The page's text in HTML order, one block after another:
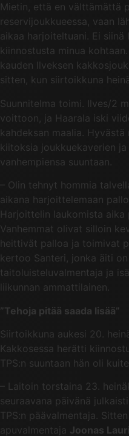
Mietin, että en välttämättä
reservijoukkueessa, vaan
aikaa harjoiteltuani. Ei
kiinnostusta minua
kauden Ilveksen
sitten, kun siirtoikkuna
Suunnitelma toimi. Ilves/2
voittoon, ja Haarala iski
kahdeksan maalia.
kiitoksia joukkuekaverien
vanhempiensa suuntaan.
– Olin tehnyt hommia
aikana harjoittelemaan
Harjoittelin laukomista aika
Vanhemmat olivat silloin
heittivät palloa ja toimivat
kertoo Santeri, jonka äiti
taitoluisteluvalmentaja ja
liikunnan ammattilainen.
”Tehoja pitää saada lisää”
Siirtoikkuna aukesi 20.
Kakkosessa herätti
TPS:n suuntaan hän oli
– Laitoin torstaina 23.
seuraavana päivänä
TPS:n päävalmentaja.
apuvalmentaja Joonas